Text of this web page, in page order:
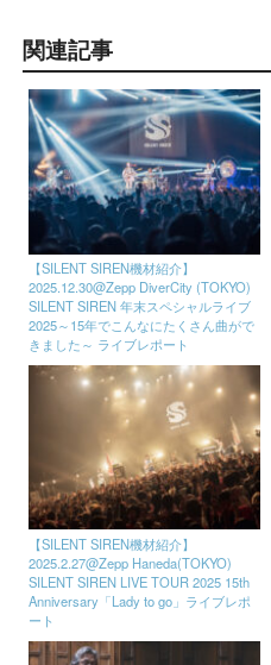
関連記事
【SILENT SIREN機材紹介】
2025.12.30@Zepp DiverCity (TOKYO)
SILENT SIREN 年末スペシャルライブ
2025～15年でこんなにたくさん曲がで
きました～ ライブレポート
【SILENT SIREN機材紹介】
2025.2.27@Zepp Haneda(TOKYO)
SILENT SIREN LIVE TOUR 2025 15th
Anniversary「Lady to go」ライブレポ
ート